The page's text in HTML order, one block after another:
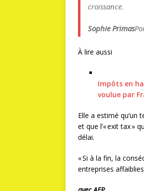
croissance.
Sophie Primas
À lire aussi
Impôts en
voulue par
Elle a estimé qu’un
et que l’« exit tax »
délai.
« Si à la fin, la
entreprises